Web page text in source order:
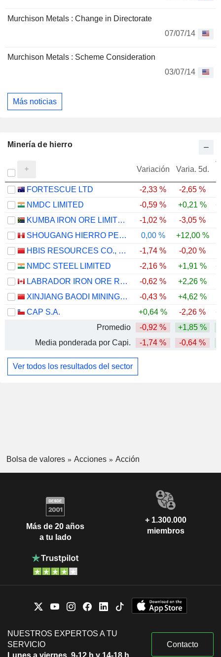
Murchison Metals : Change in Directorate
07/07/14
Murchison Metals : Scheme Consideration
03/07/14
Más noticias
Minería de hierro
Variación Varia. 5d.
FORTESCUE LTD -2,33 % -2,65 %
NMDC LIMITED
-0,59 % +0,21 %
KUMBA IRON ORE LIMITED
-1,02 % -3,05 %
SHOUGANG HIERRO PERU S.A.A.
0,00 % +12,00 %
HBIS RESOURCES CO., LTD.
-1,74 % -0,20 %
NMDC STEEL LIMITED
-2,16 % +1,91 %
LABRADOR IRON ORE ROYALTY CORPORATION
-0,62 % +2,26 %
XINJIANG BAODI MINING CO., LTD.
-0,43 % +4,62 %
CAP S.A.
+0,64 % -2,26 %
Promedio
-0,92 % +1,85 %
Media ponderada por Capi.
-1,74 % -0,64 %
Ver todos los resultados del sector
Bolsa de valores Acciones Acción
Más de 20 años
a tu lado
+ 1.300.000
miembros
NUESTROS EXPERTOS A TU
SERVICIO
Contacto